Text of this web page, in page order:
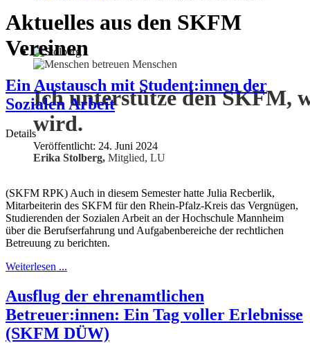
Ich unterstütze den SKFM,
wird.
Erika Stolberg, Mitglied, LU
Aktuelles aus den SKFM
Vereinen
Ein Austausch mit Student:innen der
Sozialen Arbeit
Details
Veröffentlicht: 24. Juni 2024
(SKFM RPK) Auch in diesem Semester hatte Julia Recberlik,
Mitarbeiterin des SKFM für den Rhein-Pfalz-Kreis das Vergnügen,
Studierenden der Sozialen Arbeit an der Hochschule Mannheim
über die Berufserfahrung und Aufgabenbereiche der rechtlichen
Betreuung zu berichten.
Weiterlesen ...
Ausflug der ehrenamtlichen
Betreuer:innen: Ein Tag voller Erlebnisse
(SKFM DÜW)